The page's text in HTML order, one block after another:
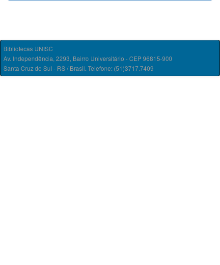
Bibliotecas UNISC
Av. Independência, 2293, Bairro Universitário - CEP 96815-900
Santa Cruz do Sul - RS / Brasil. Telefone: (51)3717.7409